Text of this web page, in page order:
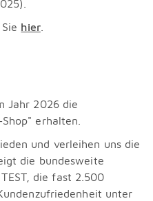
hier.
Jahr 2026 die
erhalten.
und verleihen uns die
die bundesweite
die fast 2.500
unter